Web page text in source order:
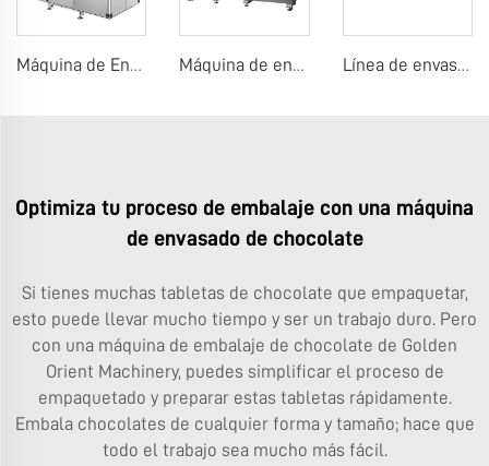
Máquina de Envoltura con Celofán Máquina de envasado de almohadillas de caramelos, chicle o chocolate Línea de envasado por conteo de chicles o caramelos en tableta
Optimiza tu proceso de embalaje con una máquina
de envasado de chocolate
Si tienes muchas tabletas de chocolate que empaquetar,
esto puede llevar mucho tiempo y ser un trabajo duro. Pero
con una máquina de embalaje de chocolate de Golden
Orient Machinery, puedes simplificar el proceso de
empaquetado y preparar estas tabletas rápidamente.
Embala chocolates de cualquier forma y tamaño; hace que
todo el trabajo sea mucho más fácil.